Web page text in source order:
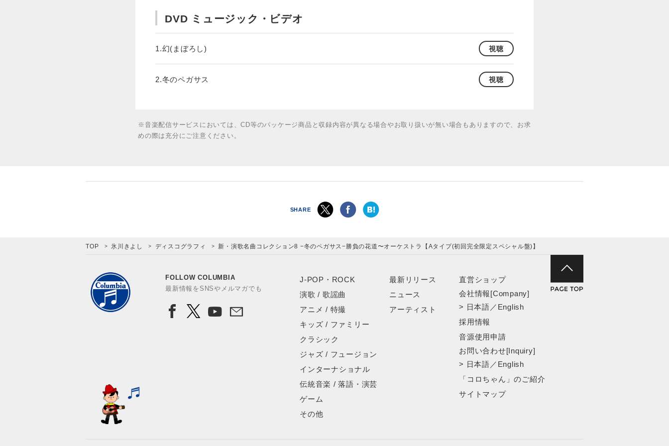
DVD ミュージック・ビデオ
1.幻(まぼろし) 視聴
2.冬のペガサス 視聴
※音楽配信サービスにおいては、CD等のパッケージ商品と収録内容が異なる場合やお取り扱いが無い場合もありますので、お求
めの際は充分にご注意ください。
SHARE
TOP 氷川きよし ディスコグラフィ 新・演歌名曲コレクション8 −冬のペガサス−勝負の花道〜オーケストラ【Aタイプ(初回完全限定スペシャル盤)】
FOLLOW COLUMBIA
最新情報をSNSやメルマガでも
J-POP・ROCK
演歌 / 歌謡曲
アニメ / 特撮
キッズ / ファミリー
クラシック
ジャズ / フュージョン
インターナショナル
伝統音楽 / 落語・演芸
ゲーム
その他
最新リリース
ニュース
アーティスト
直営ショップ
会社情報[Company]
> 日本語 ／ English
採用情報
音源使用申請
お問い合わせ[Inquiry]
> 日本語 ／ English
「コロちゃん」のご紹介
サイトマップ